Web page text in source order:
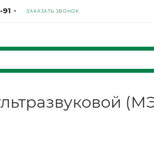
91 ЗАКАЗАТЬ ЗВОНОК